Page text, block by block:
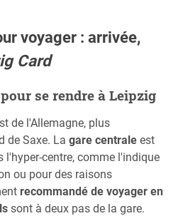
voyager : arrivée,
Card
se rendre à Leipzig
de l'Allemagne, plus
de Saxe. La gare centrale est
l'hyper-centre, comme l'indique
ou pour des raisons
recommandé de voyager en
sont à deux pas de la gare.